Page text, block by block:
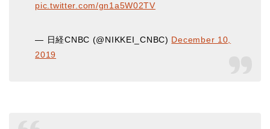
pic.twitter.com/gn1a5W02TV
— 日経CNBC (@NIKKEI_CNBC) December 10,
2019